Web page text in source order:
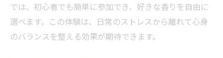
では、初心者でも簡単に参加でき、好きな香りを自由に
選べます。この体験は、日常のストレスから離れて心身
のバランスを整える効果が期待できます。